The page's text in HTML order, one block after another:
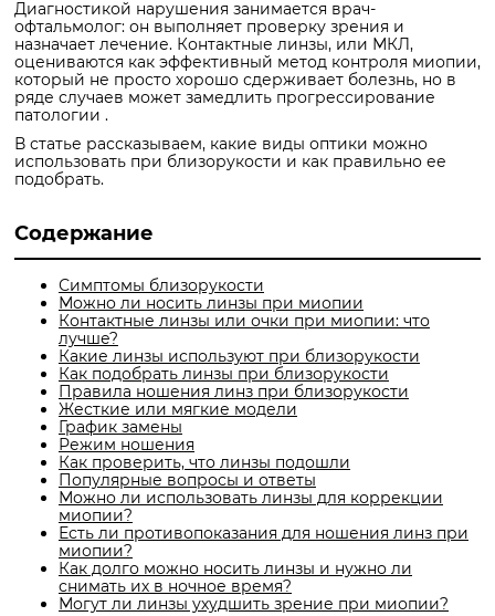
Диагностикой нарушения занимается врач-
офтальмолог: он выполняет проверку зрения и
назначает лечение. Контактные линзы, или МКЛ,
оцениваются как эффективный метод контроля миопии,
который не просто хорошо сдерживает болезнь, но в
ряде случаев может замедлить прогрессирование
патологии .
В статье рассказываем, какие виды оптики можно
использовать при близорукости и как правильно ее
подобрать.
Содержание
Симптомы близорукости
Можно ли носить линзы при миопии
Контактные линзы или очки при миопии: что
лучше?
Какие линзы используют при близорукости
Как подобрать линзы при близорукости
Правила ношения линз при близорукости
Жесткие или мягкие модели
График замены
Режим ношения
Как проверить, что линзы подошли
Популярные вопросы и ответы
Можно ли использовать линзы для коррекции
миопии?
Есть ли противопоказания для ношения линз при
миопии?
Как долго можно носить линзы и нужно ли
снимать их в ночное время?
Могут ли линзы ухудшить зрение при миопии?